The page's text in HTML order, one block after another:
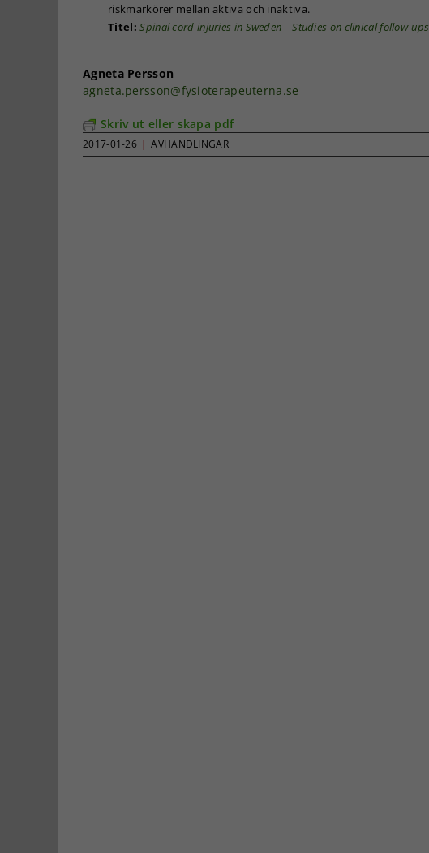
riskmarkörer mellan aktiva och inaktiva.
Titel: Spinal cord injuries in Sweden – Studies on clinical follow-ups
Agneta Persson
agneta.persson@fysioterapeuterna.se
Skriv ut eller skapa pdf
2017-01-26 | AVHANDLINGAR